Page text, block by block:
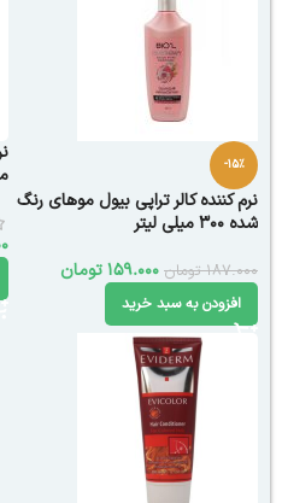
-15%
نرم کننده کالر تراپی بیول موهای رنگ
شده 300 میلی لیتر
187.000 تومان 159.000تومان
افزودن به سبد خرید